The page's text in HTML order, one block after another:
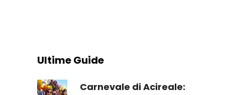
Ultime Guide
Carnevale di Acireale: